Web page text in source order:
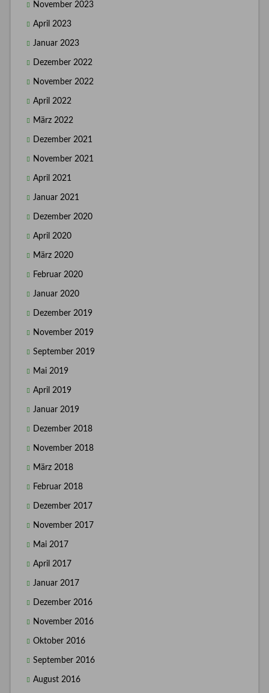
November 2023
April 2023
Januar 2023
Dezember 2022
November 2022
April 2022
März 2022
Dezember 2021
November 2021
April 2021
Januar 2021
Dezember 2020
April 2020
März 2020
Februar 2020
Januar 2020
Dezember 2019
November 2019
September 2019
Mai 2019
April 2019
Januar 2019
Dezember 2018
November 2018
März 2018
Februar 2018
Dezember 2017
November 2017
Mai 2017
April 2017
Januar 2017
Dezember 2016
November 2016
Oktober 2016
September 2016
August 2016